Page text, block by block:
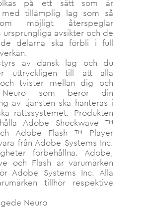
på ett sätt som är
tillämplig lag som så
möjligt återspeglar
ursprungliga avsikter och de
delarna ska förbli i full
av dansk lag och du
uttryckligen till att alla
tvister mellan dig och
Neuro som berör din
av tjänsten ska hanteras i
rättssystemet. Produkten
Adobe Shockwave ™
Adobe Flash ™ Player
från Adobe Systems Inc.
förbehållna. Adobe,
och Flash är varumärken
Adobe Systems Inc. Alla
tillhör respektive
Neuro